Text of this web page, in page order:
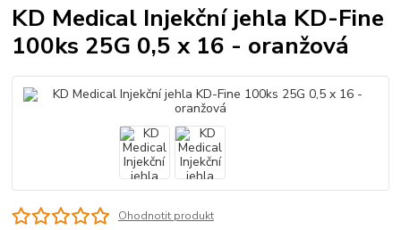
KD Medical Injekční jehla KD-Fine
100ks 25G 0,5 x 16 - oranžová
Ohodnotit produkt